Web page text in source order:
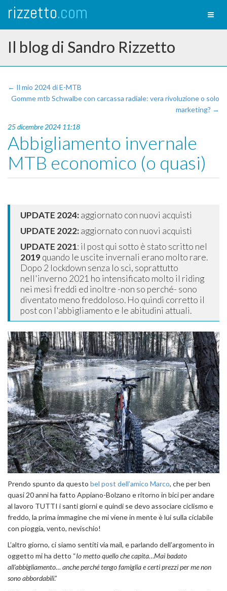
rizzetto.com
Il blog di Sandro Rizzetto
← Il mio 2024 di E-MTB
Gomme mtb Schwalbe con carcassa radiale: vera rivoluzione o solo
marketing? →
25 dicembre 2024 11:18
Abbigliamento invernale
MTB economico (o quasi)
UPDATE 2024:aggiornato con nuovi acquisti
UPDATE 2022:aggiornato con nuovi acquisti
UPDATE 2021: il post qui sotto è stato scritto nel
2019quando le uscite invernali erano molto rare.
Dopo 2 lockdown senza lo sci, soprattutto
nell'inverno 2021 ho intensificato molto il riding
nei mesi freddi ed inoltre -non so perché- sono
diventato meno freddoloso. Ho quindi corretto il
post con l'abbigliamento e le abitudini attuali.
Prendo spunto da questo bel post dell’amico Marco, che per ben
quasi 20 anni ha fatto Appiano-Bolzano e ritorno in bici per andare
al lavoro TUTTI i santi giorni e quindi se devo associare ciclismo e
freddo, la prima immagine che mi viene in mente è lui sulla ciclabile
con pioggia, vento, nevischio!
L’altro giorno, ci siamo sentiti via mail, e parlando dell’argomento in
oggetto mi ha detto “Io metto quello che capita…Mai badato
all'abbigliamento… anche perché tengo famiglia e certi prezzi per me non
sono abbordabili.”